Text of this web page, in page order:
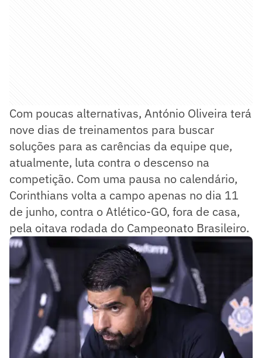
Com poucas alternativas, António Oliveira terá
nove dias de treinamentos para buscar
soluções para as carências da equipe que,
atualmente, luta contra o descenso na
competição. Com uma pausa no calendário,
Corinthians volta a campo apenas no dia 11
de junho, contra o Atlético-GO, fora de casa,
pela oitava rodada do Campeonato Brasileiro.